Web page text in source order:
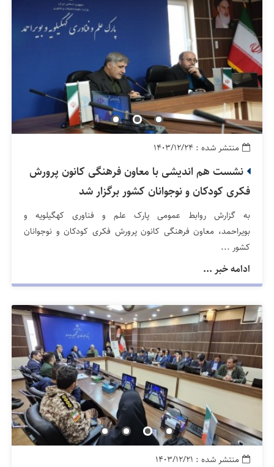
منتشر شده : ۱۴۰۳/۱۲/۲۴
نشست هم اندیشی با معاون فرهنگی کانون پرورش
فکری کودکان و نوجوانان کشور برگزار شد
به گزارش روابط عمومی پارک علم و فناوری کهگیلویه و
بویراحمد، معاون فرهنگی کانون پرورش فکری کودکان و نوجوانان
کشور ...
ادامه خبر ...
منتشر شده : ۱۴۰۳/۱۲/۲۱